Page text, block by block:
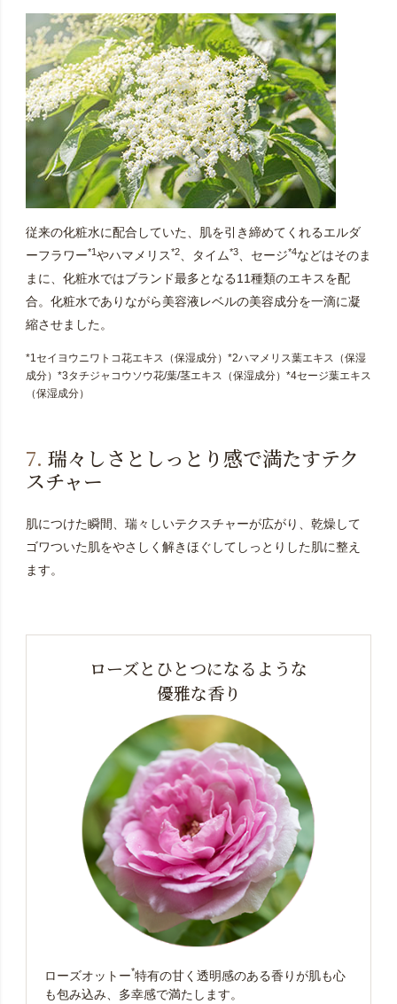
従来の化粧水に配合していた、肌を引き締めてくれるエルダ
ーフラワー*1やハマメリス*2、タイム*3、セージ*4などはそのま
まに、化粧水ではブランド最多となる11種類のエキスを配
合。化粧水でありながら美容液レベルの美容成分を一滴に凝
縮させました。
*1セイヨウニワトコ花エキス（保湿成分）*2ハマメリス葉エキス（保湿
成分）*3タチジャコウソウ花/葉/茎エキス（保湿成分）*4セージ葉エキス
（保湿成分）
7. 瑞々しさとしっとり感で満たすテク
スチャー
肌につけた瞬間、瑞々しいテクスチャーが広がり、乾燥して
ゴワついた肌をやさしく解きほぐしてしっとりした肌に整え
ます。
ローズとひとつになるような
優雅な香り
ローズオットー*特有の甘く透明感のある香りが肌も心
も包み込み、多幸感で満たします。